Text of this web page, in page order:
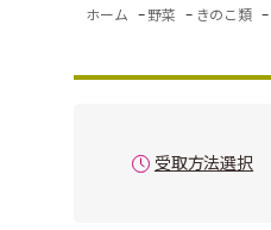
ホーム - 野菜 - きのこ類 -
受取方法選択